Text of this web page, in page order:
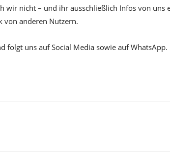
wir nicht – und ihr ausschließlich Infos von uns
von anderen Nutzern.
folgt uns auf Social Media sowie auf WhatsApp.